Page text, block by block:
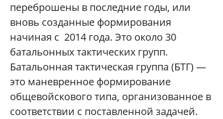
переброшены в последние годы, или
вновь созданные формирования
начиная с 2014 года. Это около 30
батальонных тактических групп.
Батальонная тактическая группа (БТГ) —
это маневренное формирование
общевойскового типа, организованное в
соответствии с поставленной задачей.